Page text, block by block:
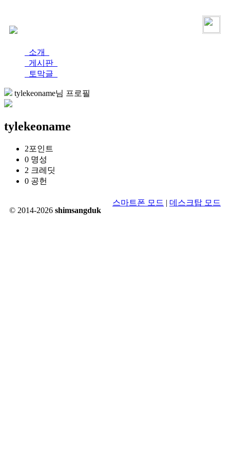
소개
게시판
토막글
tylekeoname님 프로필
tylekeoname
2포인트
0 명성
2 크레딧
0 공헌
© 2014-2026 shimsangduk
스마트폰 모드 | 데스크탑 모드